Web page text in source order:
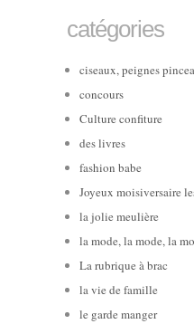
catégories
ciseaux, peignes
concours
Culture confiture
des livres
fashion babe
Joyeux moisiversaire
la jolie meulière
la mode, la mode, la
La rubrique à brac
la vie de famille
le garde manger